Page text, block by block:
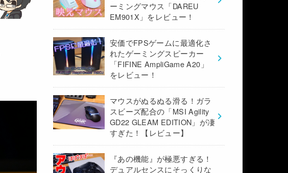
ーミングマウス「DAREU
EM901X」をレビュー！
安価でFPSゲームに最適化さ
れたゲーミングスピーカー
「FIFINE AmpliGame A20」
をレビュー！
マウスがぬるぬる滑る！ガラ
スビーズ配合の「MSI Agility
GD22 GLEAM EDITION」が凄
すぎた！【レビュー】
『あの機能』が極悪すぎる！
デュアルセンスにそっくりな